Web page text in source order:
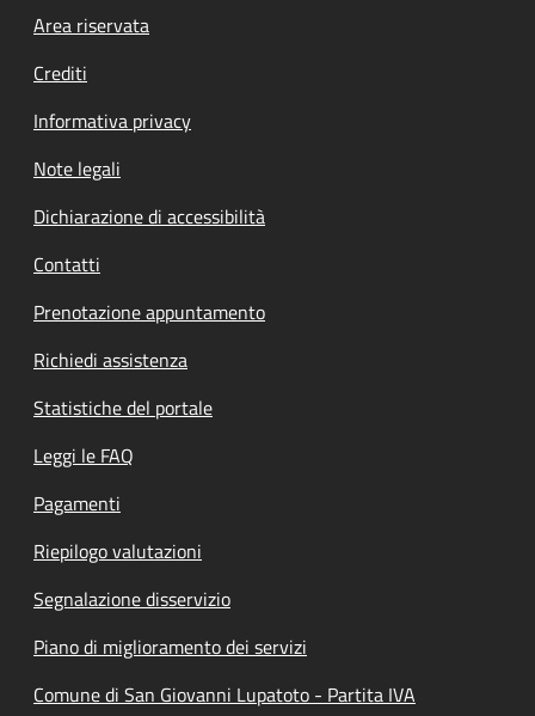
Footer menu
Area riservata
Crediti
Informativa privacy
Note legali
Dichiarazione di accessibilità
Contatti
Prenotazione appuntamento
Richiedi assistenza
Statistiche del portale
Leggi le FAQ
Pagamenti
Riepilogo valutazioni
Segnalazione disservizio
Piano di miglioramento dei servizi
Comune di San Giovanni Lupatoto - Partita IVA